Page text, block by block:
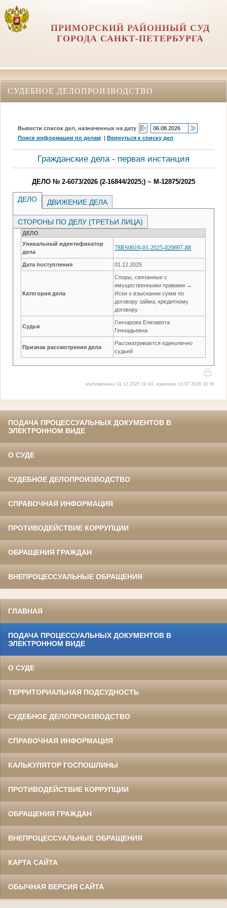
ПРИМОРСКИЙ РАЙОННЫЙ СУД
ГОРОДА САНКТ-ПЕТЕРБУРГА
СУДЕБНОЕ ДЕЛОПРОИЗВОДСТВО
Вывести список дел, назначенных на дату
Поиск информации по делам |Вернуться к списку дел
Гражданские дела - первая инстанция
ДЕЛО № 2-6073/2026 (2-16844/2025;) ~ М-12875/2025
ДЕЛО ДВИЖЕНИЕ ДЕЛА
СТОРОНЫ ПО ДЕЛУ (ТРЕТЬИ ЛИЦА)
ДЕЛО
Уникальный идентификатор
дела
78RS0019-01-2025-020697-88
Дата поступления 01.12.2025
Категория дела
Споры, связанные с
имущественными правами →
Иски о взыскании сумм по
договору займа, кредитному
договору
Судья
Гончарова Елизавета
Геннадьевна
Признак рассмотрения дела
Рассматривается единолично
судьей
опубликовано 01.12.2025 19:43, изменено 13.07.2026 19:36
ПОДАЧА ПРОЦЕССУАЛЬНЫХ ДОКУМЕНТОВ В
ЭЛЕКТРОННОМ ВИДЕ
О СУДЕ
СУДЕБНОЕ ДЕЛОПРОИЗВОДСТВО
СПРАВОЧНАЯ ИНФОРМАЦИЯ
ПРОТИВОДЕЙСТВИЕ КОРРУПЦИИ
ОБРАЩЕНИЯ ГРАЖДАН
ВНЕПРОЦЕССУАЛЬНЫЕ ОБРАЩЕНИЯ
ГЛАВНАЯ
ПОДАЧА ПРОЦЕССУАЛЬНЫХ ДОКУМЕНТОВ В
ЭЛЕКТРОННОМ ВИДЕ
О СУДЕ
ТЕРРИТОРИАЛЬНАЯ ПОДСУДНОСТЬ
СУДЕБНОЕ ДЕЛОПРОИЗВОДСТВО
СПРАВОЧНАЯ ИНФОРМАЦИЯ
КАЛЬКУЛЯТОР ГОСПОШЛИНЫ
ПРОТИВОДЕЙСТВИЕ КОРРУПЦИИ
ОБРАЩЕНИЯ ГРАЖДАН
ВНЕПРОЦЕССУАЛЬНЫЕ ОБРАЩЕНИЯ
КАРТА САЙТА
ОБЫЧНАЯ ВЕРСИЯ САЙТА